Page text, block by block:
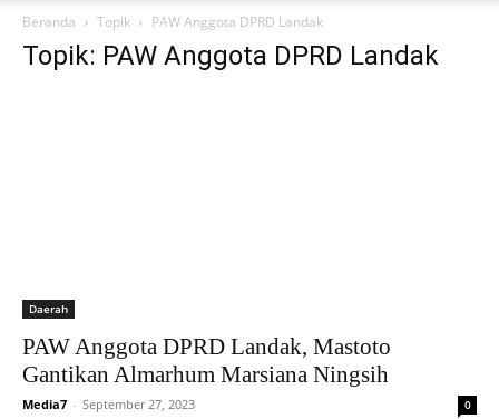
Beranda Topik PAW Anggota DPRD Landak
Topik: PAW Anggota DPRD Landak
Daerah
PAW Anggota DPRD Landak, Mastoto
Gantikan Almarhum Marsiana Ningsih
Media7 - September 27, 2023 0